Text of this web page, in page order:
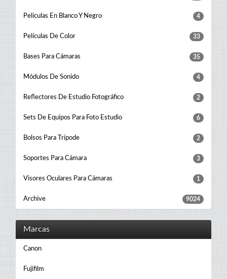
Películas En Blanco Y Negro 4
Películas De Color 33
Bases Para Cámaras 35
Módulos De Sonido 4
Reflectores De Estudio Fotográfico 2
Sets De Equipos Para Foto Estudio 6
Bolsos Para Trípode 2
Soportes Para Cámara 3
Visores Oculares Para Cámaras 1
Archive 9024
Marcas
Canon
Fujifilm